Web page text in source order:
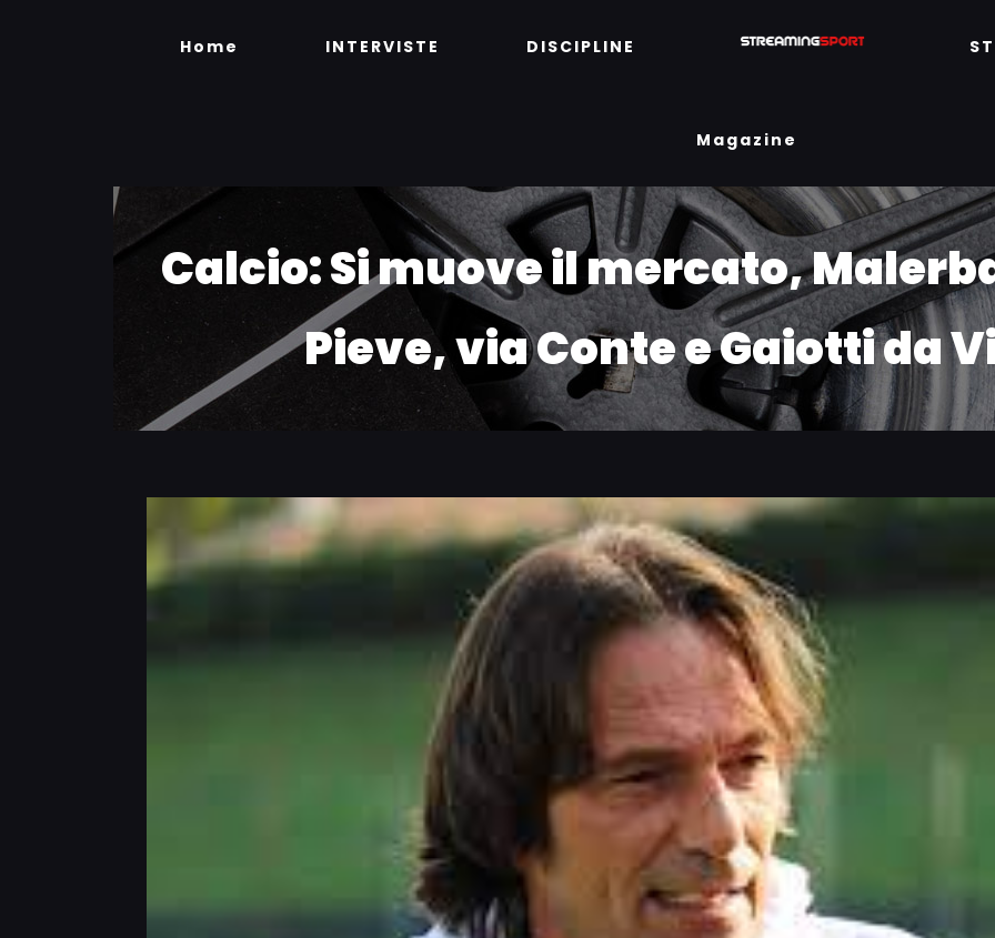
Home INTERVISTE DISCIPLINE
Magazine
Calcio: Si muove il mercato,
Pieve, via Conte e Gaiotti da